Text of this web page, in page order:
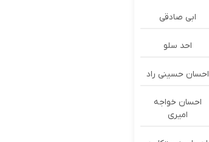
ابی صادقی
احد سلو
احسان حسینی راد
احسان خواجه
امیری